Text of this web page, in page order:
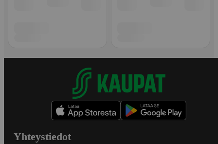
Yhteystiedot